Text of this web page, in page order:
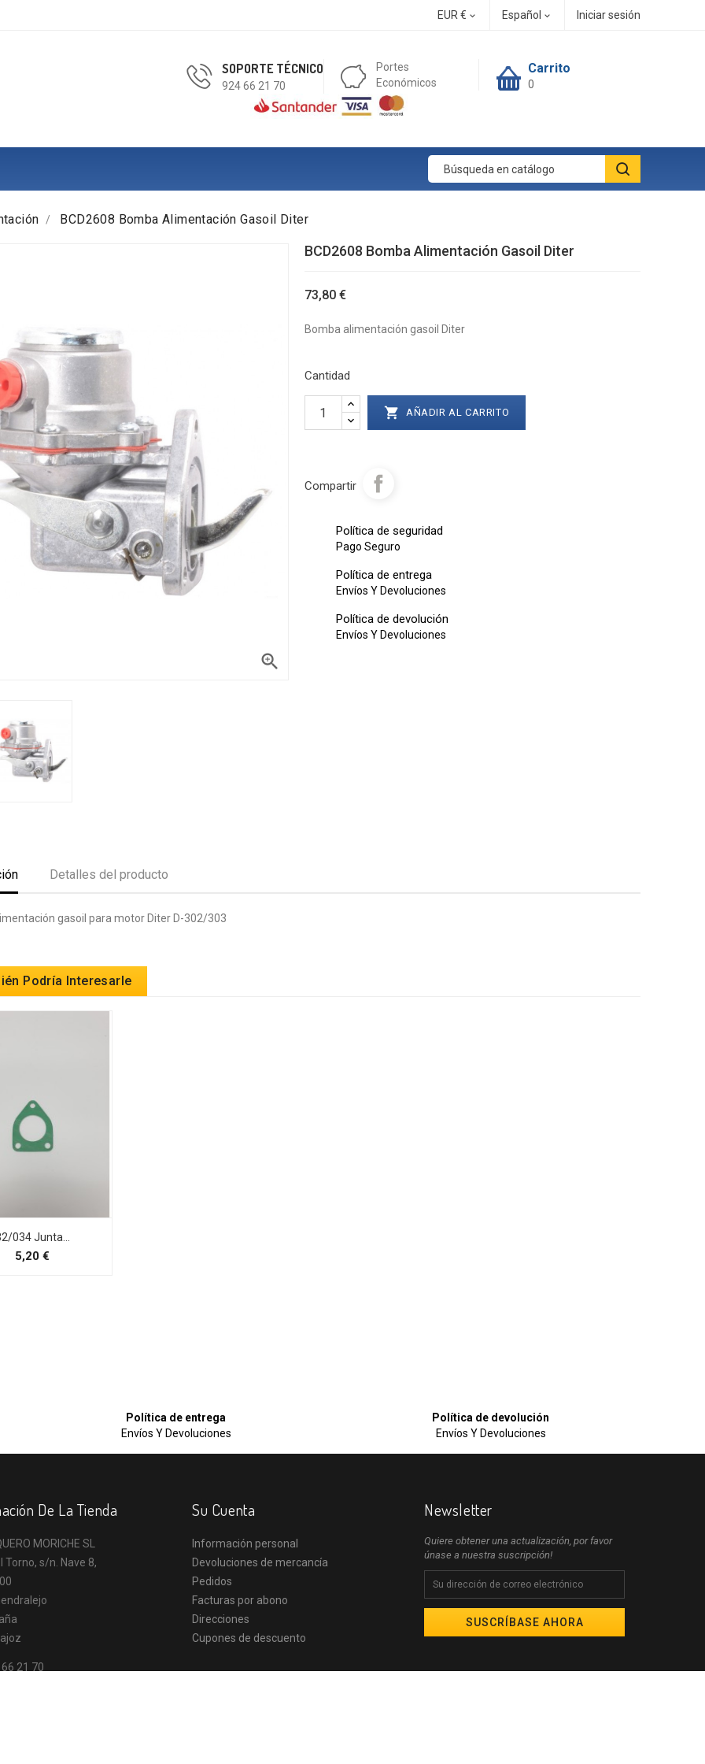
EUR €  Español  Iniciar sesión
Carrito
0
SOPORTE TÉCNICO
924 66 21 70
Portes
Económicos
BCD2608 Bomba Alimentación Gasoil Diter

BCD2608 Bomba Alimentación Gasoil Diter
73,80 €
Bomba alimentación gasoil Diter
Cantidad
 AÑADIR AL CARRITO
Compartir
Política de seguridad
Pago Seguro
Política de entrega
Envíos Y Devoluciones
Política de devolución
Envíos Y Devoluciones
Detalles del producto
gasoil para motor Diter D-302/303
Podría Interesarle
034 Junta...
5,20 €
Política de entrega
Envíos Y Devoluciones
Política de devolución
Envíos Y Devoluciones
De La Tienda
MORICHE SL
Torno, s/n. Nave 8,
21 70
Su Cuenta
Información personal
Devoluciones de mercancía
Pedidos
Facturas por abono
Direcciones
Cupones de descuento
Newsletter
Quiere obtener una actualización, por favor
únase a nuestra suscripción!